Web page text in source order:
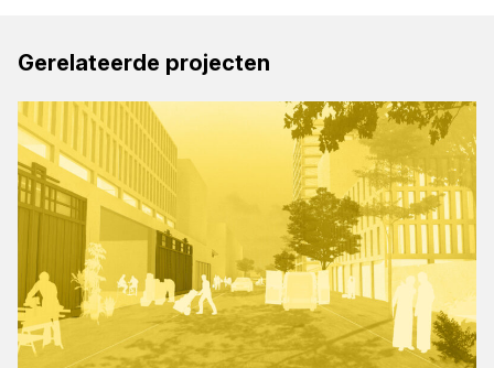
Gerelateerde projecten